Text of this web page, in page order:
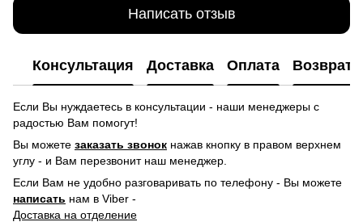
Написать отзыв
Консультация Доставка Оплата Возврат
Если Вы нуждаетесь в консультации - наши менеджеры с
радостью Вам помогут!
Вы можете заказать звонок нажав кнопку в правом верхнем
углу - и Вам перезвонит наш менеджер.
Если Вам не удобно разговаривать по телефону - Вы можете
написать нам в Viber -
Доставка на отделение